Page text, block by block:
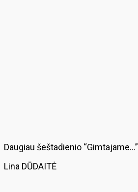
Daugiau šeštadienio “Gimtajame…”
Lina DŪDAITĖ